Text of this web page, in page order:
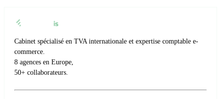
Cabinet spécialisé en TVA internationale et expertise comptable e-
commerce.
8 agences en Europe,
50+ collaborateurs.